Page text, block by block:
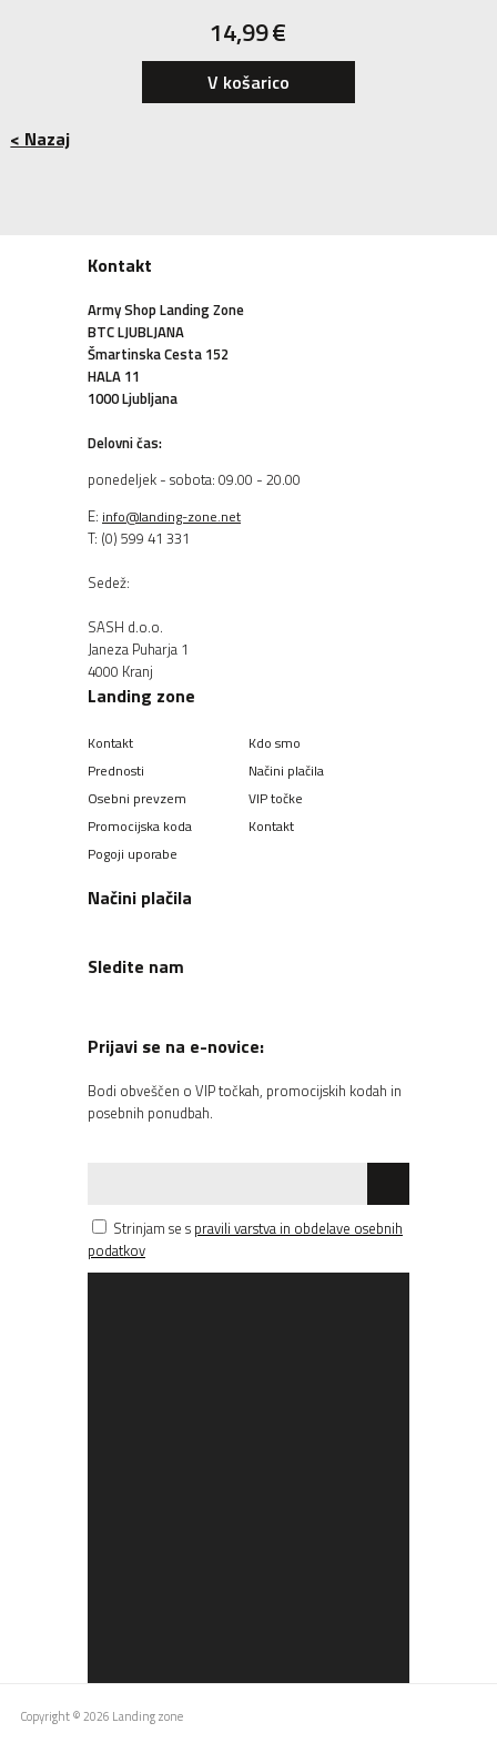
14,99€
V košarico
< Nazaj
Kontakt
Army Shop Landing Zone
BTC LJUBLJANA
Šmartinska Cesta 152
HALA 11
1000 Ljubljana
Delovni čas:
ponedeljek - sobota: 09.00 - 20.00
E: info@landing-zone.net
T: (0) 599 41 331
Sedež:
SASH d.o.o.
Janeza Puharja 1
4000 Kranj
Landing zone
Kontakt
Kdo smo
Prednosti
Načini plačila
Osebni prevzem
VIP točke
Promocijska koda
Kontakt
Pogoji uporabe
Načini plačila
Sledite nam
Prijavi se na e-novice:
Bodi obveščen o VIP točkah, promocijskih kodah in
posebnih ponudbah.
Strinjam se s pravili varstva in obdelave osebnih
podatkov
Copyright © 2026 Landing zone